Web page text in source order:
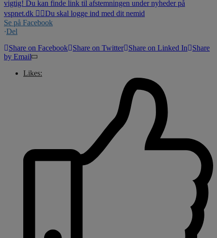
Se på Facebook
·Del
Share on Facebook
Share on Twitter Share on Linked In
Share
by Email
Likes: